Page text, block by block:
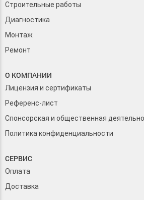
Строительные работы
Диагностика
Монтаж
Ремонт
О КОМПАНИИ
Лицензия и сертификаты
Референс-лист
Спонсорская и общественная
Политика конфиденциальности
СЕРВИС
Оплата
Доставка